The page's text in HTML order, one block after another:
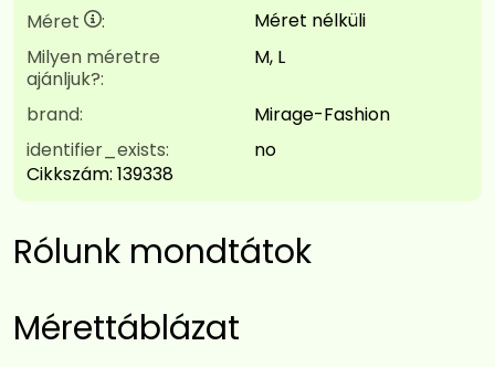
Méret :
Méret nélküli
Milyen méretre
ajánljuk?:
M, L
brand:
Mirage-Fashion
identifier_exists:
no
Cikkszám: 139338
Rólunk mondtátok
Mérettáblázat